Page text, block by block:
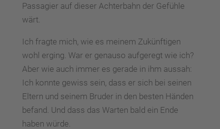
Passagier auf dieser Achterbahn der Gefühle
wärt.
Ich fragte mich, wie es meinem Zukünftigen
wohl erging. War er genauso aufgeregt wie ich?
Aber wie auch immer es gerade in ihm aussah:
Ich konnte gewiss sein, dass er sich bei seinen
Eltern und seinem Bruder in den besten Händen
befand. Und dass das Warten bald ein Ende
haben würde.